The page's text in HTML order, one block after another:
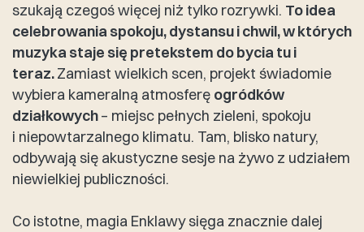
szukają czegoś więcej niż tylko rozrywki. To idea
celebrowania spokoju, dystansu i chwil, w których
muzyka staje się pretekstem do bycia tu i
teraz.Zamiast wielkich scen, projekt świadomie
wybiera kameralną atmosferę ogródków
działkowych– miejsc pełnych zieleni, spokoju
i niepowtarzalnego klimatu. Tam, blisko natury,
odbywają się akustyczne sesje na żywo z udziałem
niewielkiej publiczności.
Co istotne, magia Enklawy sięga znacznie dalej